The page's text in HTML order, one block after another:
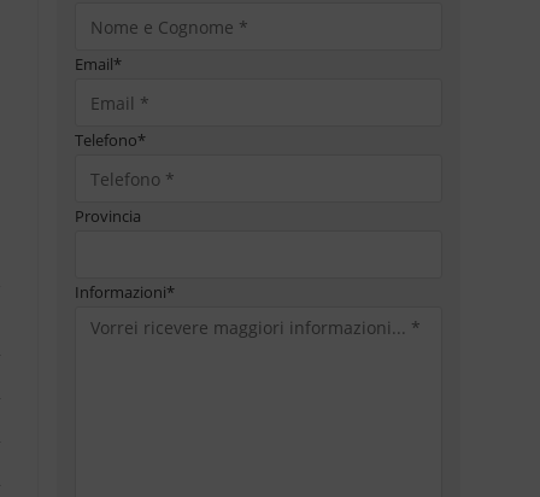
Email*
Telefono*
Provincia
Informazioni*